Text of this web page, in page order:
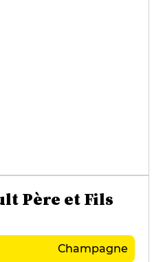
Père et Fils
Champagne